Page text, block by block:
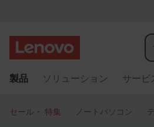
h
n
k
イ
ン
製品 ソリューション サービ
セール・ 特集 ノートパソコン